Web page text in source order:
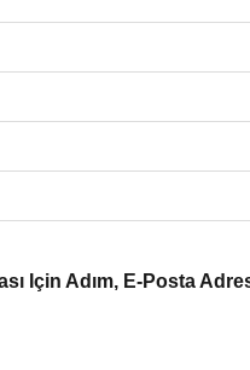
Için Adım, E-Posta